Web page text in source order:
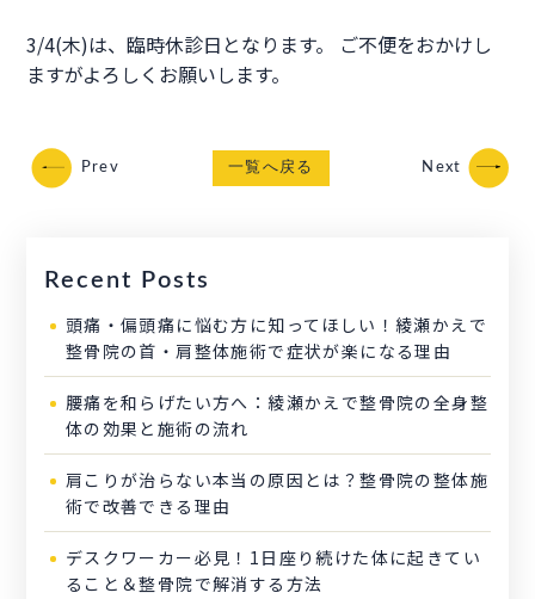
3/4(木)は、臨時休診日となります。 ご不便をおかけし
ますがよろしくお願いします。
Prev 一覧へ戻る Next
Recent Posts
頭痛・偏頭痛に悩む方に知ってほしい！綾瀬かえで
整骨院の首・肩整体施術で症状が楽になる理由
腰痛を和らげたい方へ：綾瀬かえで整骨院の全身整
体の効果と施術の流れ
肩こりが治らない本当の原因とは？整骨院の整体施
術で改善できる理由
デスクワーカー必見！1日座り続けた体に起きてい
ること＆整骨院で解消する方法